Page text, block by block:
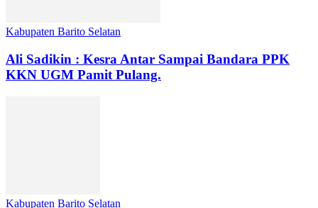
Kabupaten Barito Selatan
Ali Sadikin : Kesra Antar Sampai Bandara PPK
KKN UGM Pamit Pulang.
Kabupaten Barito Selatan